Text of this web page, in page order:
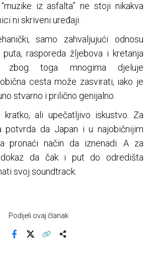
iz asfalta” ne stoji nikakva
ni skriveni uređaji.
samo zahvaljujući odnosu
rasporeda žljebova i kretanja
zbog toga mnogima djeluje
cesta može zasvirati, iako je
stvarno i prilično genijalno.
ali upečatljivo iskustvo. Za
potvrda da Japan i u najobičnijim
pronaći način da iznenadi. A za
da čak i put do odredišta
svoj soundtrack.
Podijeli ovaj članak